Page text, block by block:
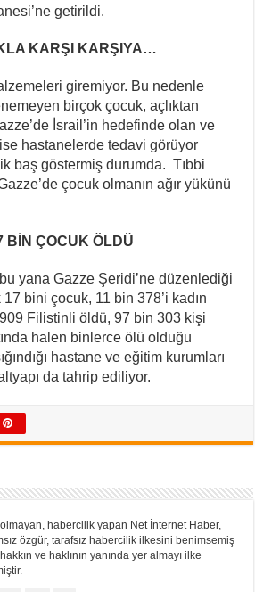
getirildi.
KARŞI KARŞIYA…
giremiyor. Bu nedenle
birçok çocuk, açlıktan
İsrail’in hedefinde olan ve
hastanelerde tedavi görüyor
baş göstermiş durumda. Tıbbi
çocuk olmanın ağır yükünü
BİN ÇOCUK ÖLDÜ
bu yana Gazze Şeridi’ne düzenlediği
17 bini çocuk, 11 bin 378’i kadın
Filistinli öldü, 97 bin 303 kişi
halen binlerce ölü olduğu
hastane ve eğitim kurumları
da tahrip ediliyor.
habercilik yapan Net İnternet Haber,
özgür, tarafsız habercilik ilkesini benimsemiş
ve haklının yanında yer almayı ilke